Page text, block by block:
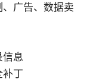
广告、数据卖
信息
补丁